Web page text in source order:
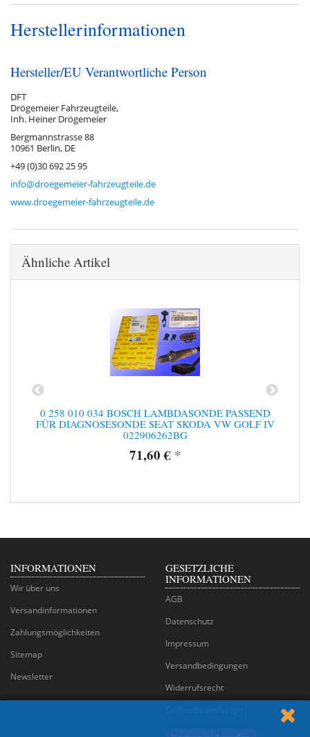
Herstellerinformationen
Hersteller/EU Verantwortliche Person
DFT
Drögemeier Fahrzeugteile,
Inh. Heiner Drögemeier
Bergmannstrasse 88
10961 Berlin, DE
+49 (0)30 692 25 95
info@droegemeier-fahrzeugteile.de
www.droegemeier-fahrzeugteile.de
Ähnliche Artikel
0 258 010 034 BOSCH LAMBDASONDE PASSEND
FÜR DIAGNOSESONDE SEAT SKODA VW GOLF IV
022906262BG
71,60 € *
INFORMATIONEN
Wir über uns
Versandinformationen
Zahlungsmöglichkeiten
Sitemap
Newsletter
GESETZLICHE
INFORMATIONEN
AGB
Datenschutz
Impressum
Versandbedingungen
Widerrufsrecht